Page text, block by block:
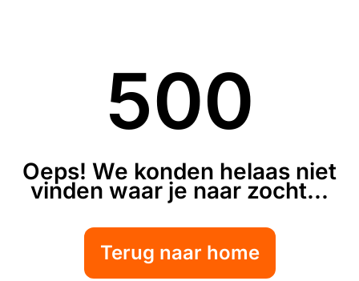
500
Oeps! We konden helaas niet
vinden waar je naar zocht...
Terug naar home